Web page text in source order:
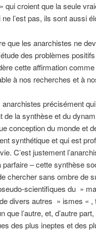
croient que la seule
l’est pas, ils sont aussi
que les anarchistes ne
des problèmes
cette affirmation
à nos recherches et à
précisément
la synthèse et du
conception du monde et
synthétique et qui est
C’est justement
– cette synthèse
chercher sans ombre de
scientifiques du »
divers autres » ismes «
que l’autre, et, d’autre
des plus ineptes et des